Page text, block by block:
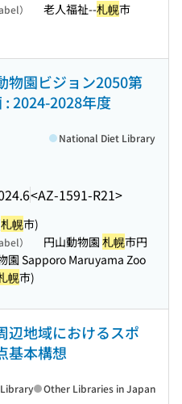
） 老人福祉--札幌市
物園ビジョン2050第
2024-2028年度
<AZ-1591-R21>
National Diet Library
札幌市)
） 円山動物園 札幌市円
園 Sapporo Maruyama Zoo
幌市)
辺地域におけるスポ
基本構想
Other Libraries in Japan